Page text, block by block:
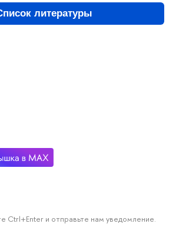
литературы
Ctrl+Enter и отправьте нам уведомление.